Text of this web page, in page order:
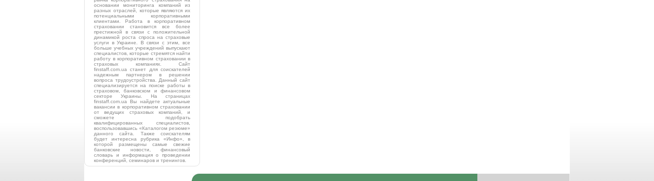
основании мониторинга компаний из
разных отраслей, которые являются их
потенциальными корпоративными
клиентами. Работа в корпоративном
страховании становится все более
престижной в связи с положительной
динамикой роста спроса на страховые
услуги в Украине. В связи с этим, все
больше учебных учреждений выпускают
специалистов, которые стремятся найти
работу в корпоративном страховании в
страховых компаниях. Сайт
finstaff.com.ua станет для соискателей
надежным партнером в решении
вопроса трудоустройства. Данный сайт
специализируется на поиске работы в
страховом, банковском и финансовом
секторе Украины. На страницах
finstaff.com.ua Вы найдете актуальные
вакансии в корпоративном страховании
от ведущих страховых компаний, и
сможете подобрать
квалифицированных специалистов,
воспользовавшись «Каталогом резюме»
данного сайта. Также соискателям
будет интересна рубрика «Инфо», в
которой размещены самые свежие
банковские новости, финансовый
словарь и информация о проведении
конференций, семинаров и тренингов.